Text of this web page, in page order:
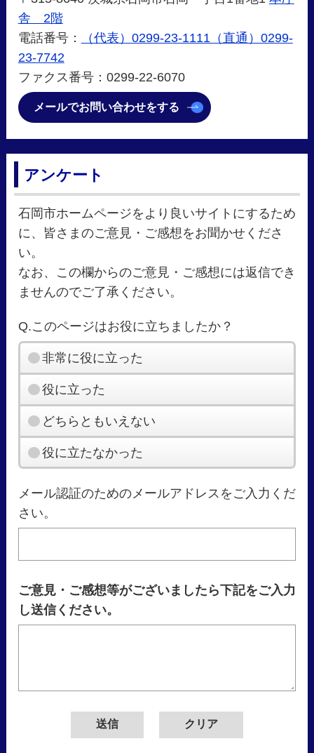
舎 2階
電話番号：
（代表）0299-23-1111（直通）0299-
23-7742
ファクス番号：0299-22-6070
メールでお問い合わせをする
アンケート
石岡市ホームページをより良いサイトにするため
に、皆さまのご意見・ご感想をお聞かせくださ
い。
なお、この欄からのご意見・ご感想には返信でき
ませんのでご了承ください。
Q.このページはお役に立ちましたか？
非常に役に立った
役に立った
どちらともいえない
役に立たなかった
メール認証のためのメールアドレスをご入力くだ
さい。
ご意見・ご感想等がございましたら下記をご入力
し送信ください。